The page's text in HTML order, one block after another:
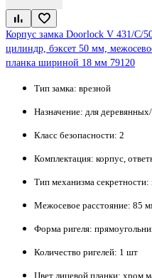
Корпус замка Doorlock V 431/С/
цилиндр, бэксет 50 мм,
планка шириной 18 мм 79120
Тип замка: врезной
Назначение: для
Класс безопасности: 2
Комплектация: корпус,
Тип механизма секретности:
Межосевое расстояние: 85
Форма ригеля:
Количество ригелей: 1 шт
Цвет лицевой планки: хром